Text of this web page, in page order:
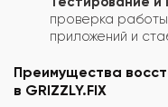
проверка работы
приложений и
Преимущества
в GRIZZLY.FIX